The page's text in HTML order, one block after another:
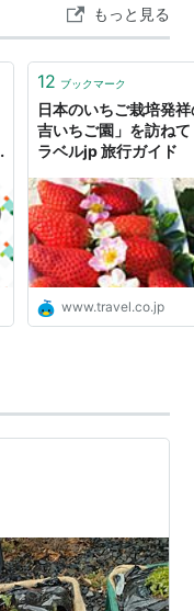
もっと見る
12 ブックマーク
日本のいちご栽培発
吉いちご園」を訪ね
ラベルjp 旅行ガイド
www.travel.co.jp